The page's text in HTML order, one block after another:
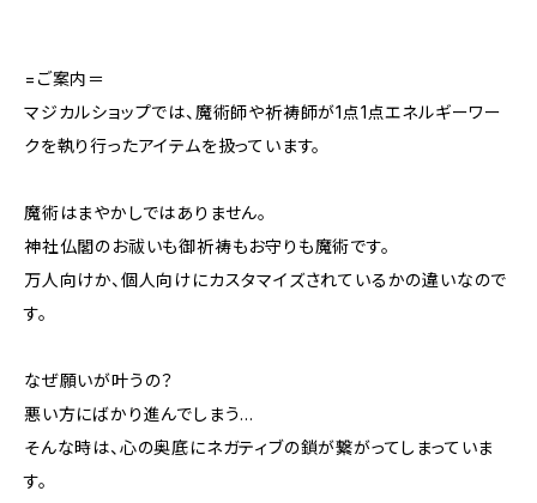
=ご案内＝
マジカルショップでは、魔術師や祈祷師が1点1点エネルギーワー
クを執り行ったアイテムを扱っています。
魔術はまやかしではありません。
神社仏閣のお祓いも御祈祷もお守りも魔術です。
万人向けか、個人向けにカスタマイズされているかの違いなので
す。
なぜ願いが叶うの？
悪い方にばかり進んでしまう…
そんな時は、心の奥底にネガティブの鎖が繋がってしまっていま
す。